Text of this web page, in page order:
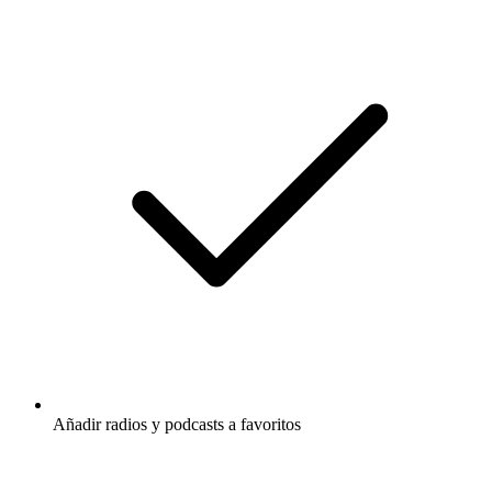
Añadir radios y podcasts a favoritos